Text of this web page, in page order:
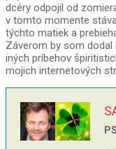
dcéry odpojil od
v tomto momente
týchto matiek a
Záverom by som
iných príbehov
mojich internetových